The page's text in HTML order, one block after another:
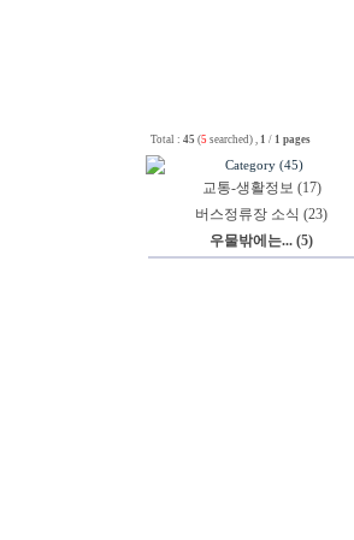
Total : 45 (5 searched) , 1 / 1 pages
Category (45)
교통-생활정보 (17)
버스정류장 소식 (23)
우물밖에는... (5)